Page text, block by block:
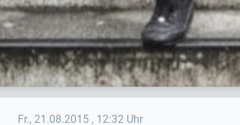
Fr., 21.08.2015 , 12:32 Uhr